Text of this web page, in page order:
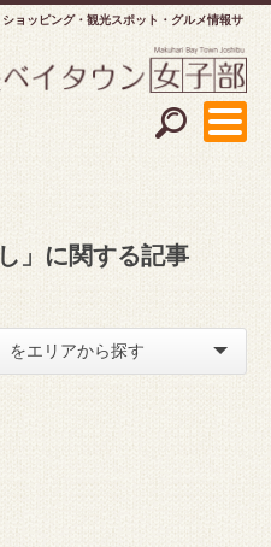
ョッピング
観光スポット・グルメ情報サ
」に関する記事
をエリアから探す